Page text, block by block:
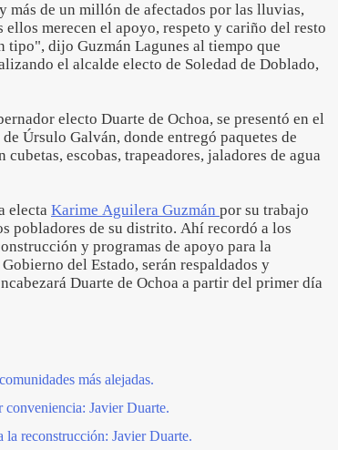
más de un millón de afectados por las lluvias,
merecen el apoyo, respeto y cariño del resto
tipo", dijo Guzmán Lagunes al tiempo que
el alcalde electo de Soledad de Doblado,
electo Duarte de Ochoa, se presentó en el
Úrsulo Galván, donde entregó paquetes de
escobas, trapeadores, jaladores de agua
electa Karime Aguilera Guzmán por su trabajo
pobladores de su distrito. Ahí recordó a los
y programas de apoyo para la
del Estado, serán respaldados y
Duarte de Ochoa a partir del primer día
más alejadas.
Javier Duarte.
la reconstrucción: Javier Duarte.